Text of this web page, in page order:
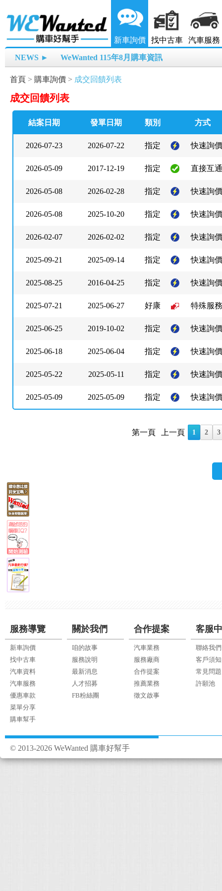
新車詢價 找中古車 汽車服務
NEWS ► WeWanted 115年8月購車資訊
首頁 > 購車詢價 > 成交回饋列表
成交回饋列表
結案日期 發單日期 類別 方式
2026-07-23 2026-07-22 指定 快速詢價
2026-05-09 2017-12-19 指定 直接互通
2026-05-08 2026-02-28 指定 快速詢價
2026-05-08 2025-10-20 指定 快速詢價
2026-02-07 2026-02-02 指定 快速詢價
2025-09-21 2025-09-14 指定 快速詢價
2025-08-25 2016-04-25 指定 快速詢價
2025-07-21 2025-06-27 好康 特殊服務
2025-06-25 2019-10-02 指定 快速詢價
2025-06-18 2025-06-04 指定 快速詢價
2025-05-22 2025-05-11 指定 快速詢價
2025-05-09 2025-05-09 指定 快速詢價
第一頁 上一頁 1 2 3
服務導覽
新車詢價
找中古車
汽車資料
汽車服務
優惠車款
菜單分享
購車幫手
關於我們
咱的故事
服務說明
最新消息
人才招募
FB粉絲團
合作提案
汽車業務
服務廠商
合作提案
推薦業務
徵文啟事
客服
聯絡我們
客戶須知
常見問題
許願池
© 2013-2026 WeWanted 購車好幫手